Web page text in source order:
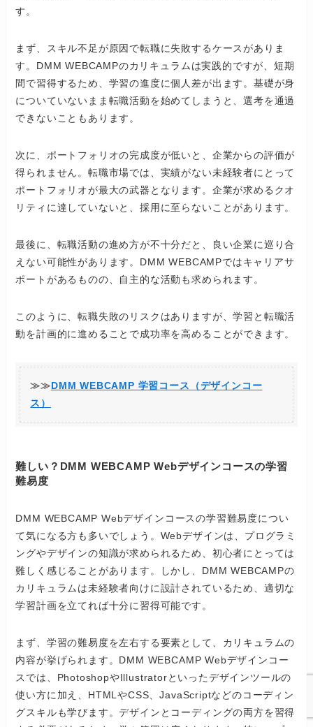
す。
まず、スキル不足が原因で転職に失敗するケースがありま
す。DMM WEBCAMPのカリキュラムは実践的ですが、短期
間で習得するため、学習の進度に個人差が出ます。基礎が身
についていないまま転職活動を始めてしまうと、選考を通過
できないこともあります。
次に、ポートフォリオの完成度が低いと、企業からの評価が
得られません。転職市場では、実績がない未経験者にとって
ポートフォリオが最大の武器となります。企業が求めるクオ
リティに達していないと、採用に至らないことがあります。
最後に、転職活動の進め方が不十分だと、良い企業に巡り合
えない可能性があります。DMM WEBCAMPではキャリアサ
ポートがあるものの、自主的な活動も求められます。
このように、転職失敗のリスクはありますが、学習と転職活
動を計画的に進めることで成功率を高めることができます。
≫≫DMM WEBCAMP 学習コース（デザインコー
ス）
難しい？DMM WEBCAMP Webデザインコースの学習
難易度
DMM WEBCAMP Webデザインコースの学習難易度につい
て気になる方も多いでしょう。Webデザインは、プログラミ
ングやデザインの知識が求められるため、初心者にとっては
難しく感じることがあります。しかし、DMM WEBCAMPの
カリキュラムは未経験者向けに設計されているため、適切な
学習計画を立てれば十分に習得可能です。
まず、学習の難易度を左右する要素として、カリキュラムの
内容が挙げられます。DMM WEBCAMP Webデザインコー
スでは、PhotoshopやIllustratorといったデザインツールの
使い方に加え、HTMLやCSS、JavaScriptなどのコーディン
グスキルも学びます。デザインとコーディングの両方を習得